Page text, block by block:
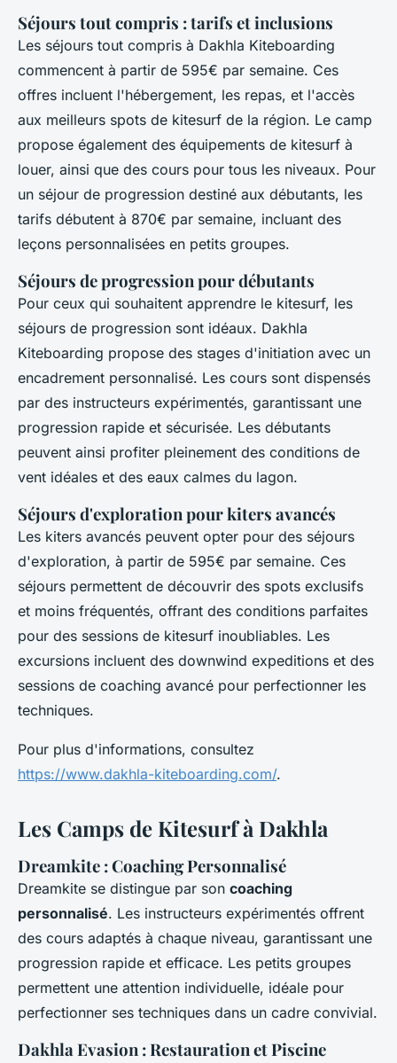
Séjours tout compris : tarifs et inclusions
Les séjours tout compris à Dakhla Kiteboarding
commencent à partir de 595€ par semaine. Ces
offres incluent l'hébergement, les repas, et l'accès
aux meilleurs spots de kitesurf de la région. Le camp
propose également des équipements de kitesurf à
louer, ainsi que des cours pour tous les niveaux. Pour
un séjour de progression destiné aux débutants, les
tarifs débutent à 870€ par semaine, incluant des
leçons personnalisées en petits groupes.
Séjours de progression pour débutants
Pour ceux qui souhaitent apprendre le kitesurf, les
séjours de progression sont idéaux. Dakhla
Kiteboarding propose des stages d'initiation avec un
encadrement personnalisé. Les cours sont dispensés
par des instructeurs expérimentés, garantissant une
progression rapide et sécurisée. Les débutants
peuvent ainsi profiter pleinement des conditions de
vent idéales et des eaux calmes du lagon.
Séjours d'exploration pour kiters avancés
Les kiters avancés peuvent opter pour des séjours
d'exploration, à partir de 595€ par semaine. Ces
séjours permettent de découvrir des spots exclusifs
et moins fréquentés, offrant des conditions parfaites
pour des sessions de kitesurf inoubliables. Les
excursions incluent des downwind expeditions et des
sessions de coaching avancé pour perfectionner les
techniques.
Pour plus d'informations, consultez
https://www.dakhla-kiteboarding.com/.
Les Camps de Kitesurf à Dakhla
Dreamkite : Coaching Personnalisé
Dreamkite se distingue par son coaching
personnalisé. Les instructeurs expérimentés offrent
des cours adaptés à chaque niveau, garantissant une
progression rapide et efficace. Les petits groupes
permettent une attention individuelle, idéale pour
perfectionner ses techniques dans un cadre convivial.
Dakhla Evasion : Restauration et Piscine